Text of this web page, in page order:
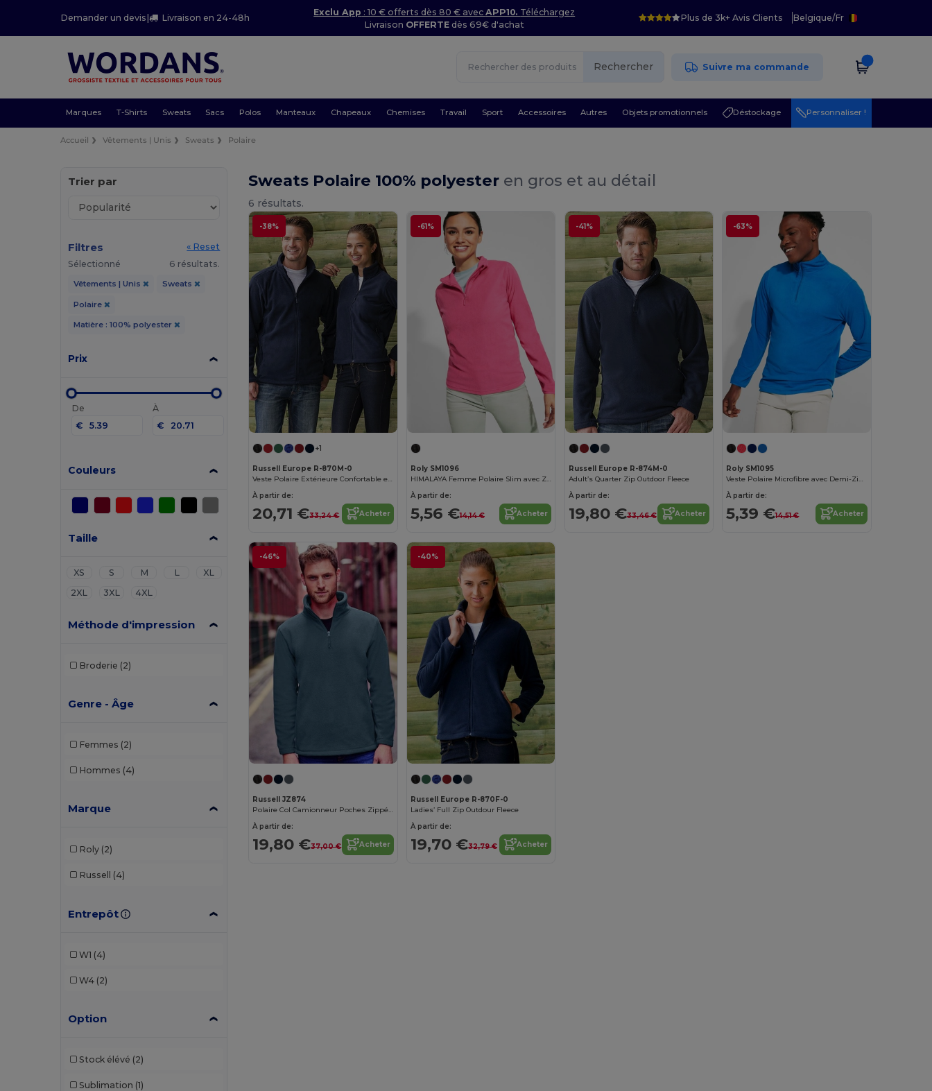
Demander un devis | Livraison en 24-48h
Exclu App : 10 € offerts dès 80 € avecAPP10. Téléchargez
Livraison OFFERTE dès 69€ d'achat
Plus de 3k+ Avis Clients Belgique/Fr
Rechercher Suivre ma commande
Marques T-Shirts Sweats Sacs Polos Manteaux Chapeaux Chemises Travail Sport Accessoires Autres Objets promotionnels Déstockage Personnaliser !
Accueil Vêtements | Unis Sweats Polaire
Trier par
Filtres
« Reset
Sélectionné
6 résultats.
Vêtements | Unis Sweats
Polaire
Matière : 100% polyester
Prix
De
€
À
€
Couleurs
Taille
XS S M L
XL
2XL
3XL 4XL
Méthode d'impression
Broderie (2)
Genre - Âge
Femmes (2)
Hommes (4)
Marque
Roly (2)
Russell (4)
Entrepôt
W1 (4)
W4 (2)
Option
Stock élévé (2)
Sublimation (1)
Sweats Polaire 100% polyester en gros et au détail
6 résultats.
-38%
+1
Russell Europe R-870M-0
Veste Polaire Extérieure Confortable et Durable
À partir de:
20,71 €33,24 € Acheter
-61%
Roly SM1096
HIMALAYA Femme Polaire Slim avec Zip et Protection Menton
À partir de:
5,56 €14,14 € Acheter
-41%
Russell Europe R-874M-0
Adult’s Quarter Zip Outdoor Fleece
À partir de:
19,80 €33,46 € Acheter
-63%
Roly SM1095
Veste Polaire Microfibre avec Demi-Zip et Protection Menton
À partir de:
5,39 €14,51 € Acheter
-46%
Russell JZ874
Polaire Col Camionneur Poches Zippées
À partir de:
19,80 €37,00 € Acheter
-40%
Russell Europe R-870F-0
Ladies’ Full Zip Outdour Fleece
À partir de:
19,70 €32,79 € Acheter